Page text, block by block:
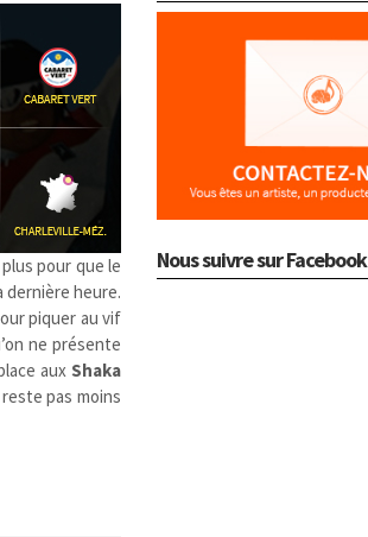
pour que le
dernière heure.
piquer au vif
ne présente
aux Shaka
pas moins
Nous suivre sur Facebook